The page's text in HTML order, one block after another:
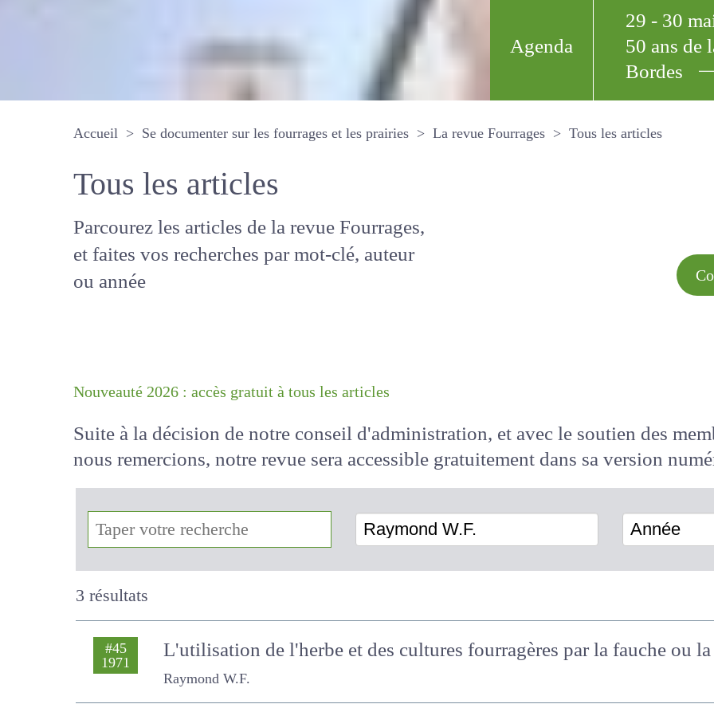
Agenda
29 - 30
50 ans
Bordes
Accueil Se documenter sur les fourrages et les prairies La revue Fourrages Tous les
Tous les articles
Parcourez les articles de la revue
Fourrages, et faites vos recherches par
mot-clé, auteur ou année
Suite à la décision de notre conseil d'administration, et avec le soutien des
nous remercions, notre revue sera accessiblegratuitementdans sa version
!
Raymond W.F. Année
3 résultats
#45
1971 L'utilisation de l'herbe et des cultures fourragères par la fauche ou
Raymond W.F.